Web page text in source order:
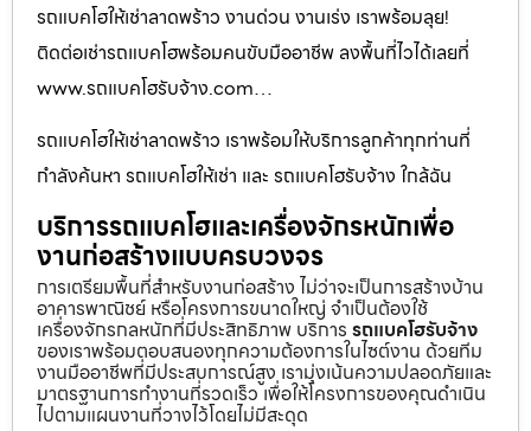
รถแบคโฮให้เช่าลาดพร้าว งานด่วน งานเร่ง เราพร้อมลุย!
ติดต่อเช่ารถแบคโฮพร้อมคนขับมืออาชีพ ลงพื้นที่ไวได้เลยที่
www.รถแบคโฮรับจ้าง.com…
รถแบคโฮให้เช่าลาดพร้าว เราพร้อมให้บริการลูกค้าทุกท่านที่
กำลังค้นหา รถแบคโฮให้เช่า และ รถแบคโฮรับจ้าง ใกล้ฉัน
บริการรถแบคโฮและเครื่องจักรหนักเพื่อ
งานก่อสร้างแบบครบวงจร
การเตรียมพื้นที่สำหรับงานก่อสร้าง ไม่ว่าจะเป็นการสร้างบ้าน
อาคารพาณิชย์ หรือโครงการขนาดใหญ่ จำเป็นต้องใช้
เครื่องจักรกลหนักที่มีประสิทธิภาพ บริการ รถแบคโฮรับจ้าง
ของเราพร้อมตอบสนองทุกความต้องการในไซต์งาน ด้วยทีม
งานมืออาชีพที่มีประสบการณ์สูง เรามุ่งเน้นความปลอดภัยและ
มาตรฐานการทำงานที่รวดเร็ว เพื่อให้โครงการของคุณดำเนิน
ไปตามแผนงานที่วางไว้โดยไม่มีสะดุด